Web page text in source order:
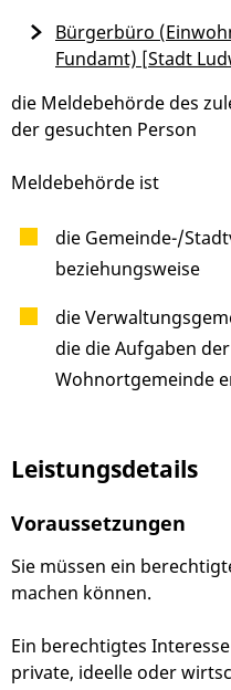
die Meldebehörde des
der gesuchten Person
Meldebehörde ist
die Gemeinde-/
beziehungsweise
die
die die Aufgaben
Wohnortgemeinde
Bürgerbüro
Fundamt) [Stadt
Leistungsdetails
Voraussetzungen
Sie müssen ein
machen können.
Ein berechtigtes
private, ideelle oder